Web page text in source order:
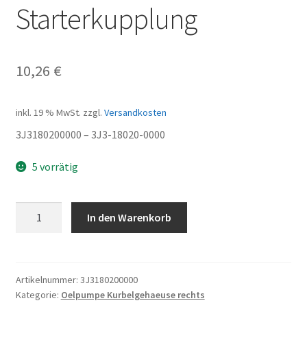
Starterkupplung
10,26 €
inkl. 19 % MwSt. zzgl. Versandkosten
3J3180200000 – 3J3-18020-0000
5 vorrätig
In den Warenkorb
Artikelnummer: 3J3180200000
Kategorie: Oelpumpe Kurbelgehaeuse rechts